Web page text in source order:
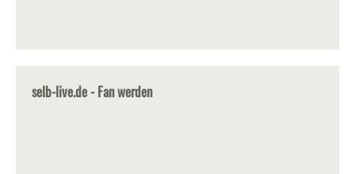
selb-live.de - Fan werden